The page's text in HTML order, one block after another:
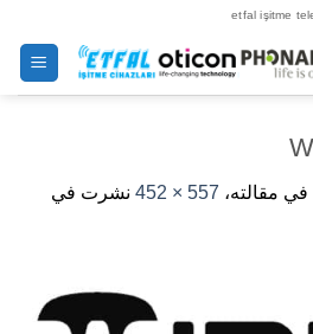
في مقالته، 557 × 452
نشرت في